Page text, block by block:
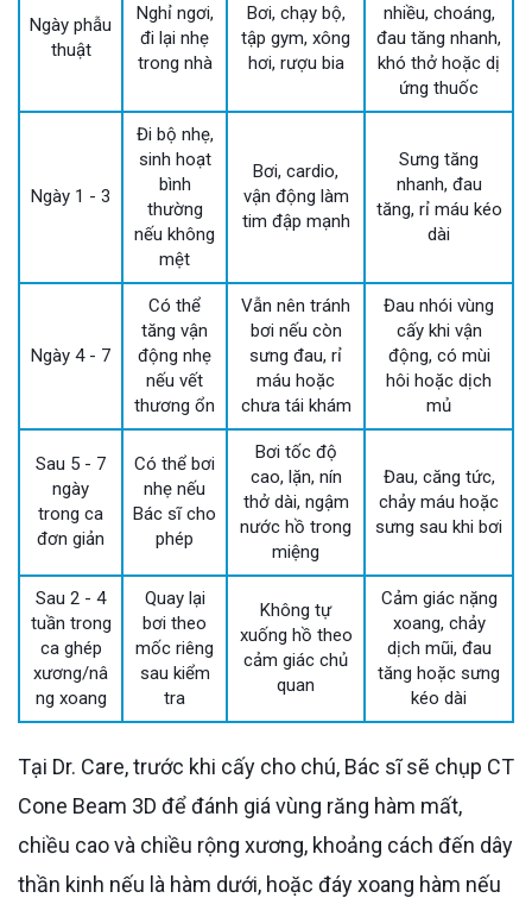
Ngày phẫu
thuật
Nghỉ ngơi,
đi lại nhẹ
trong nhà
Bơi, chạy bộ,
tập gym, xông
hơi, rượu bia
nhiều, choáng,
đau tăng nhanh,
khó thở hoặc dị
ứng thuốc
Ngày 1 - 3
Đi bộ nhẹ,
sinh hoạt
bình
thường
nếu không
mệt
Bơi, cardio,
vận động làm
tim đập mạnh
Sưng tăng
nhanh, đau
tăng, rỉ máu kéo
dài
Ngày 4 - 7
Có thể
tăng vận
động nhẹ
nếu vết
thương ổn
Vẫn nên tránh
bơi nếu còn
sưng đau, rỉ
máu hoặc
chưa tái khám
Đau nhói vùng
cấy khi vận
động, có mùi
hôi hoặc dịch
mủ
Sau 5 - 7
ngày
trong ca
đơn giản
Có thể bơi
nhẹ nếu
Bác sĩ cho
phép
Bơi tốc độ
cao, lặn, nín
thở dài, ngậm
nước hồ trong
miệng
Đau, căng tức,
chảy máu hoặc
sưng sau khi bơi
Sau 2 - 4
tuần trong
ca ghép
xương/nâ
ng xoang
Quay lại
bơi theo
mốc riêng
sau kiểm
tra
Không tự
xuống hồ theo
cảm giác chủ
quan
Cảm giác nặng
xoang, chảy
dịch mũi, đau
tăng hoặc sưng
kéo dài
Tại Dr. Care, trước khi cấy cho chú, Bác sĩ sẽ chụp CT
Cone Beam 3D để đánh giá vùng răng hàm mất,
chiều cao và chiều rộng xương, khoảng cách đến dây
thần kinh nếu là hàm dưới, hoặc đáy xoang hàm nếu